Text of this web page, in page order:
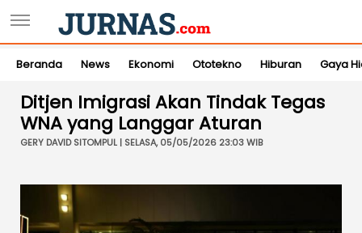
Beranda News Ekonomi Ototekno Hiburan Gaya
Ditjen Imigrasi Akan Tindak Tegas
WNA yang Langgar Aturan
GERY DAVID SITOMPUL | SELASA, 05/05/2026 23:03 WIB